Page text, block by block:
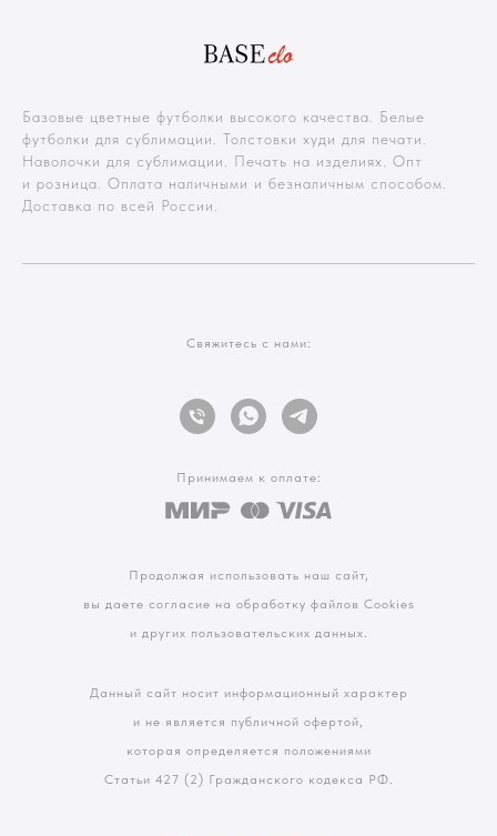
Базовые цветные футболки высокого качества. Белые
футболки для сублимации. Толстовки худи для печати.
Наволочки для сублимации. Печать на изделиях. Опт
и розница. Оплата наличными и безналичным способом.
Доставка по всей России.
Свяжитесь с нами:
Принимаем к оплате:
Продолжая использовать наш сайт,
вы даете согласие на обработку файлов Cookies
и других пользовательских данных.
Данный сайт носит информационный характер
и не является публичной офертой,
которая определяется положениями
Статьи 427 (2) Гражданского кодекса РФ.